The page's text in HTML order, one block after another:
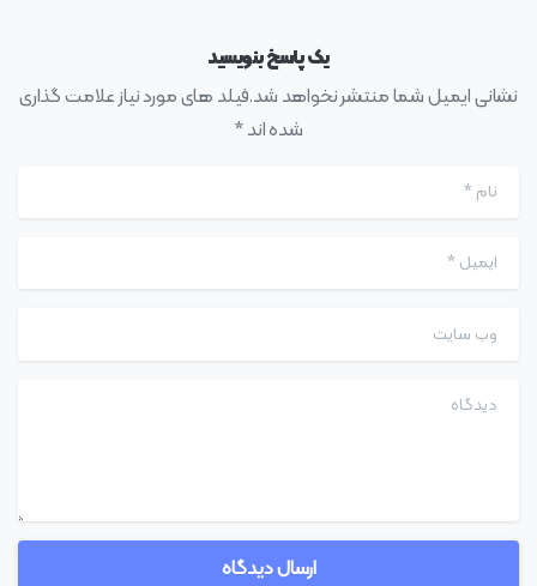
یک پاسخ بنویسید
نشانی ایمیل شما منتشر نخواهد شد.فیلد های مورد نیاز علامت گذاری
شده اند *
نام*
ایمیل *
وب سایت
دیدگاه